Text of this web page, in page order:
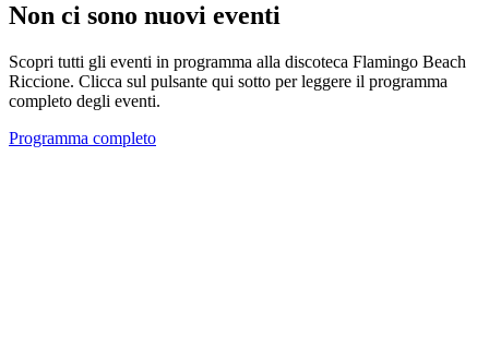
Non ci sono nuovi eventi
Scopri tutti gli eventi in programma alla discoteca Flamingo Beach
Riccione. Clicca sul pulsante qui sotto per leggere il programma
completo degli eventi.
Programma completo